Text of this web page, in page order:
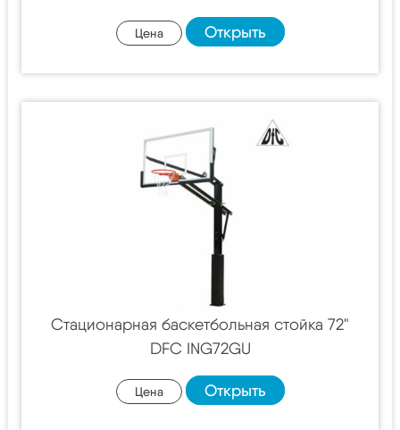
Цена Открыть
Стационарная баскетбольная стойка 72"
DFC ING72GU
Цена Открыть